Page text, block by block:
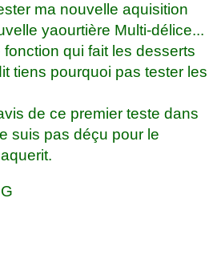
ma nouvelle aquisition
yaourtière Multi-délice...
qui fait les desserts
tiens pourquoi pas tester les
de ce premier teste dans
suis pas déçu pour le